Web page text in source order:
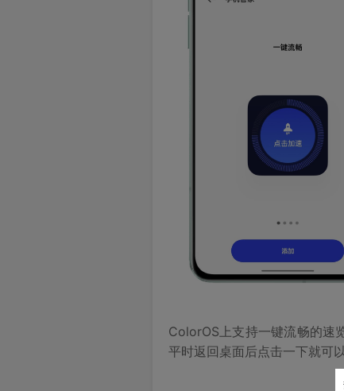
ColorOS上支持一键流畅的速
平时返回桌面后点击一下就可